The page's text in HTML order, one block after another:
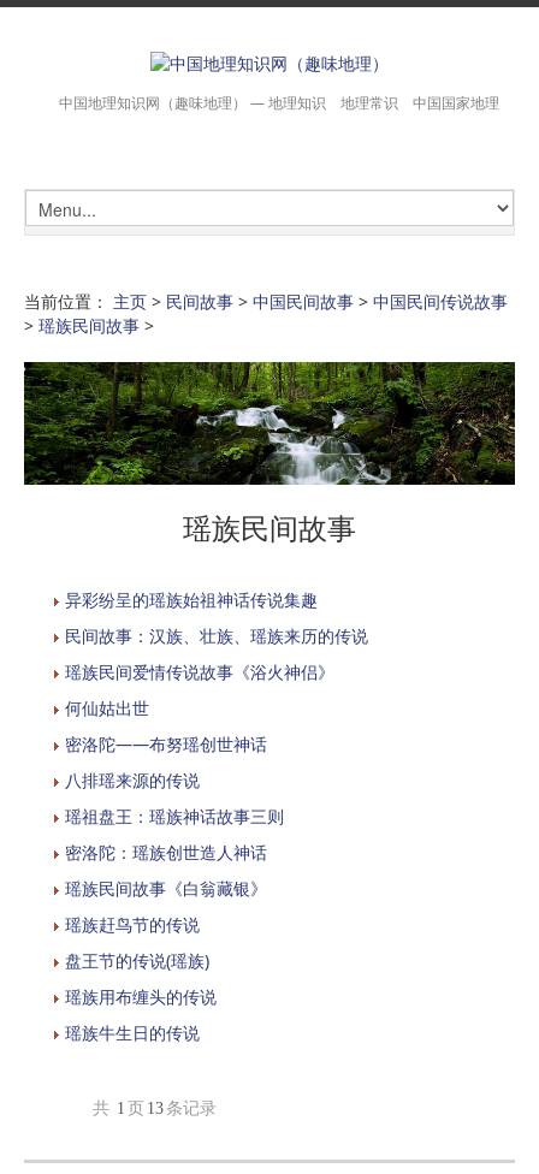
中国地理知识网（趣味地理） — 地理知识 地理常识 中国国家地理
当前位置： 主页 > 民间故事 > 中国民间故事 > 中国民间传说故事
> 瑶族民间故事 >
瑶族民间故事
异彩纷呈的瑶族始祖神话传说集趣
民间故事：汉族、壮族、瑶族来历的传说
瑶族民间爱情传说故事《浴火神侣》
何仙姑出世
密洛陀——布努瑶创世神话
八排瑶来源的传说
瑶祖盘王：瑶族神话故事三则
密洛陀：瑶族创世造人神话
瑶族民间故事《白翁藏银》
瑶族赶鸟节的传说
盘王节的传说(瑶族)
瑶族用布缠头的传说
瑶族牛生日的传说
共 1 页 13 条记录